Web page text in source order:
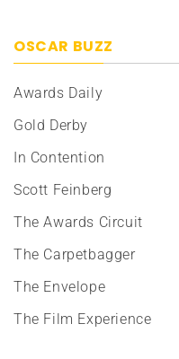
OSCAR BUZZ
Awards Daily
Gold Derby
In Contention
Scott Feinberg
The Awards Circuit
The Carpetbagger
The Envelope
The Film Experience